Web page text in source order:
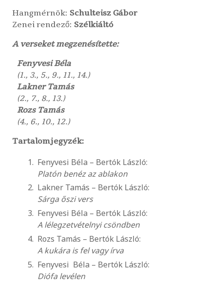
Hangmérnök: Schulteisz Gábor
Zenei rendező: Szélkiáltó
A verseket megzenésítette:
Fenyvesi Béla
(1., 3., 5., 9., 11., 14.)
Lakner Tamás
(2., 7., 8., 13.)
Rozs Tamás
(4., 6., 10., 12.)
Tartalomjegyzék:
Fenyvesi Béla – Bertók László:
Platón benéz az ablakon
Lakner Tamás – Bertók László:
Sárga őszi vers
Fenyvesi Béla – Bertók László:
A lélegzetvételnyi csöndben
Rozs Tamás – Bertók László:
A kukára is fel vagy írva
Fenyvesi Béla – Bertók László:
Diófa levélen